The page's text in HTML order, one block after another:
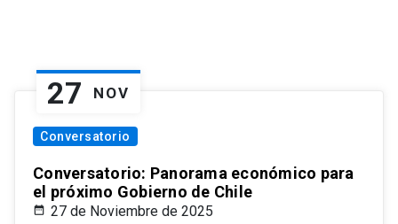
27 NOV
Conversatorio
Conversatorio: Panorama económico para
el próximo Gobierno de Chile
27 de Noviembre de 2025